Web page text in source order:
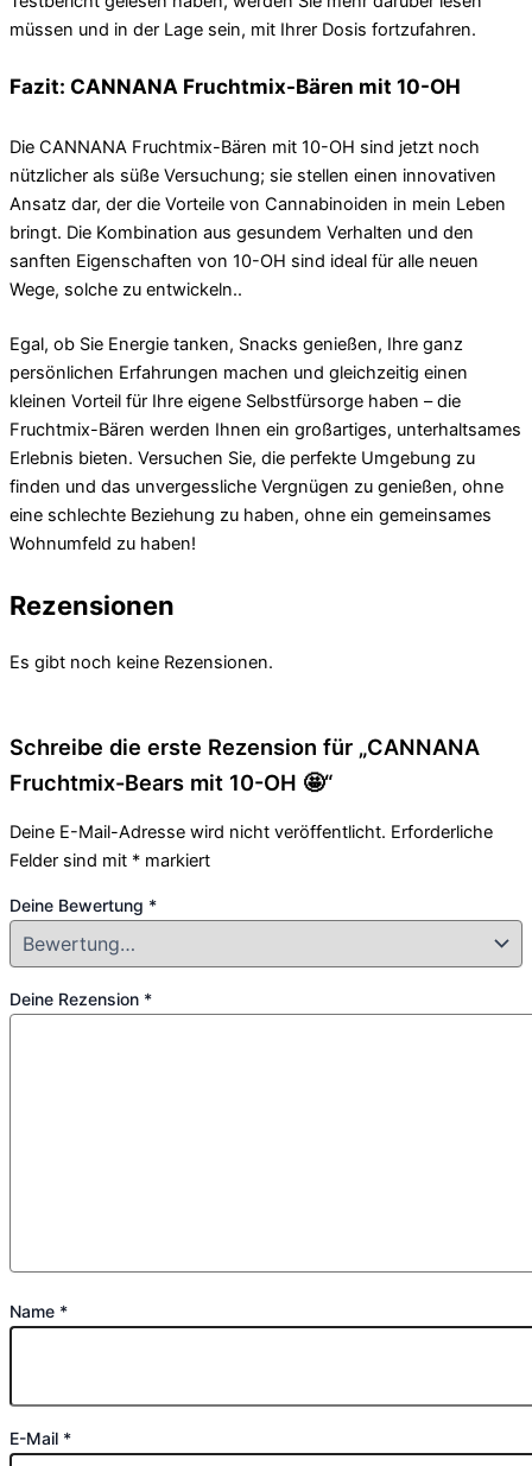
müssen und in der Lage sein, mit Ihrer Dosis fortzufahren.
Fazit: CANNANA Fruchtmix-Bären mit 10-OH
Die CANNANA Fruchtmix-Bären mit 10-OH sind jetzt noch
nützlicher als süße Versuchung; sie stellen einen innovativen
Ansatz dar, der die Vorteile von Cannabinoiden in mein Leben
bringt. Die Kombination aus gesundem Verhalten und den
sanften Eigenschaften von 10-OH sind ideal für alle neuen
Wege, solche zu entwickeln..
Egal, ob Sie Energie tanken, Snacks genießen, Ihre ganz
persönlichen Erfahrungen machen und gleichzeitig einen
kleinen Vorteil für Ihre eigene Selbstfürsorge haben – die
Fruchtmix-Bären werden Ihnen ein großartiges, unterhaltsames
Erlebnis bieten. Versuchen Sie, die perfekte Umgebung zu
finden und das unvergessliche Vergnügen zu genießen, ohne
eine schlechte Beziehung zu haben, ohne ein gemeinsames
Wohnumfeld zu haben!
Rezensionen
Es gibt noch keine Rezensionen.
Schreibe die erste Rezension für „CANNANA
Fruchtmix-Bears mit 10-OH 🤩“
Deine E-Mail-Adresse wird nicht veröffentlicht. Erforderliche
Felder sind mit * markiert
Deine Bewertung *
Deine Rezension *
Name *
E-Mail *